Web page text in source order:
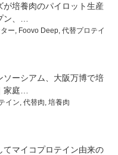
が培養肉のパイロット生産
ン、…
ー, Foovo Deep, 代替プロテイ
ソーシアム、大阪万博で培
家庭…
イン, 代替肉, 培養肉
てマイコプロテイン由来の